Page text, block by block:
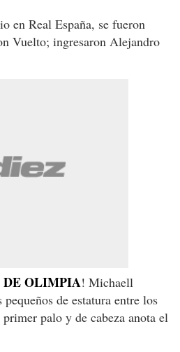
en Real España, se fueron
Vuelto; ingresaron Alejandro
DE OLIMPIA! Michaell
de estatura entre los
palo y de cabeza anota el